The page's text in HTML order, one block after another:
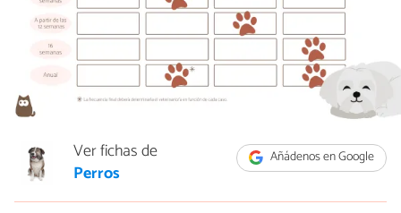
Añádenos en Google
Ver fichas de
Perros